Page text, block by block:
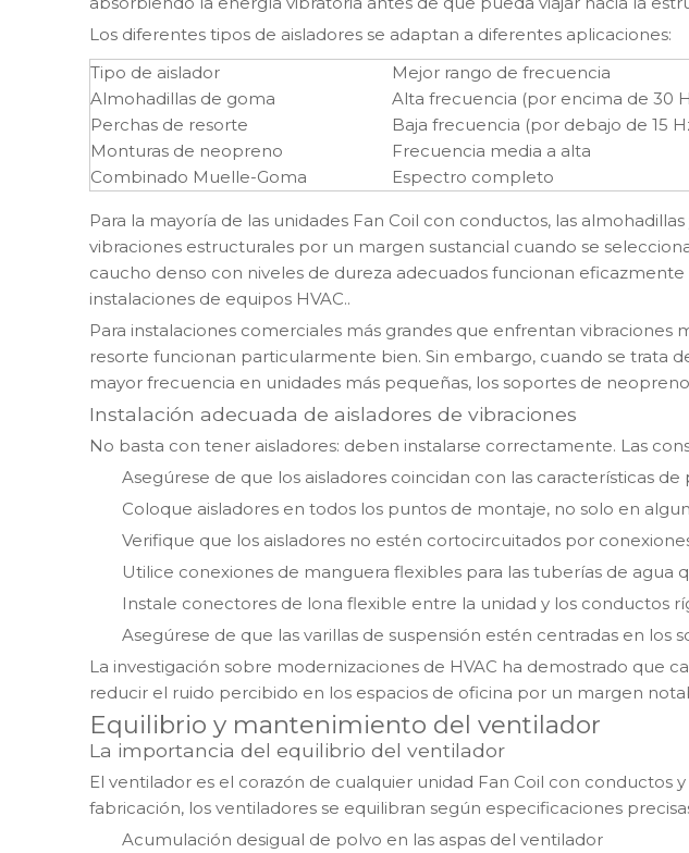
Los diferentes tipos de aisladores se adaptan a diferentes aplicaciones:
Tipo de aislador
Mejor rango de frecuencia
Almohadillas de goma
Alta frecuencia (por encima de 30
Perchas de resorte
Baja frecuencia (por debajo de 15
Monturas de neopreno
Frecuencia media a alta
Combinado Muelle-Goma
Espectro completo
Para la mayoría de las unidades Fan Coil con conductos, las
vibraciones estructurales por un margen sustancial cuando se
caucho denso con niveles de dureza adecuados funcionan
instalaciones de equipos HVAC..
Para instalaciones comerciales más grandes que enfrentan
resorte funcionan particularmente bien. Sin embargo, cuando se trata
mayor frecuencia en unidades más pequeñas, los soportes de
Instalación adecuada de aisladores de vibraciones
No basta con tener aisladores: deben instalarse correctamente. Las
Asegúrese de que los aisladores coincidan con las características de
Coloque aisladores en todos los puntos de montaje, no solo en
Verifique que los aisladores no estén cortocircuitados por
Utilice conexiones de manguera flexibles para las tuberías de agua
Instale conectores de lona flexible entre la unidad y los conductos
Asegúrese de que las varillas de suspensión estén centradas en
La investigación sobre modernizaciones de HVAC ha demostrado que
reducir el ruido percibido en los espacios de oficina por un margen
Equilibrio y mantenimiento del ventilador
La importancia del equilibrio del ventilador
El ventilador es el corazón de cualquier unidad Fan Coil con
fabricación, los ventiladores se equilibran según especificaciones
Acumulación desigual de polvo en las aspas del ventilador